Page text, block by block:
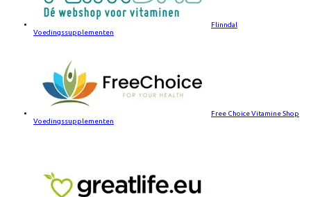
Flinndal
Voedingssupplementen
Free Choice Vitamine Shop
Voedingssupplementen